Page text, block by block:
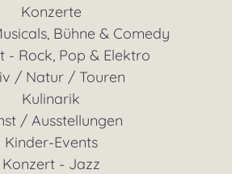
Konzerte
Bühne & Comedy
- Rock, Pop & Elektro
/ Natur / Touren
Kulinarik
/ Ausstellungen
Kinder-Events
Konzert - Jazz